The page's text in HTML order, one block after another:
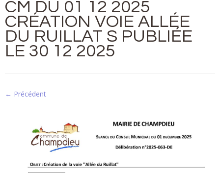
CM DU 01 12 2025
CRÉATION VOIE ALLÉE
DU RUILLAT S PUBLIÉE
LE 30 12 2025
← Précédent